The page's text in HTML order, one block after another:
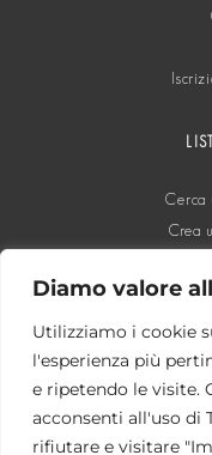
Diamo valore
Utilizziamo i cookie
l'esperienza più
e ripetendo le visite.
acconsenti all'uso di
rifiutare e visitare
Cerca
Crea